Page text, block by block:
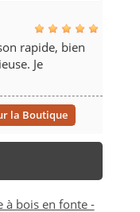
rapide, bien
Je
la Boutique
à bois en fonte -